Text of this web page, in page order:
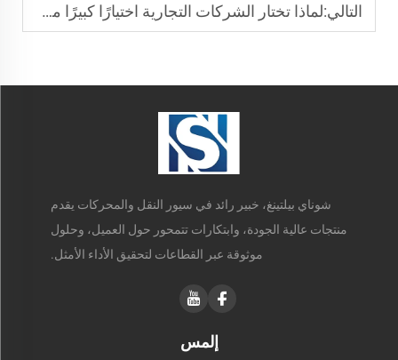
التالي:لماذا تختار الشركات التجارية اختيارًا كبيرًا مصنعي أحزمة النقل البلاستيكية PVC الرائدة
شوناي بيلتينغ، خبير رائد في سيور النقل والمحركات يقدم
منتجات عالية الجودة، وابتكارات تتمحور حول العميل، وحلول
موثوقة عبر القطاعات لتحقيق الأداء الأمثل.
إلمس